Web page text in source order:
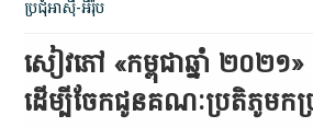
ប្រជុំ​អាស៊ី-អឺរ៉ុប
សៀវភៅ​ «​កម្ពុជា​ឆ្នាំ​ ២០២១»
ដើម្បី​ចែកជូន​គណៈប្រតិភូ​មក​